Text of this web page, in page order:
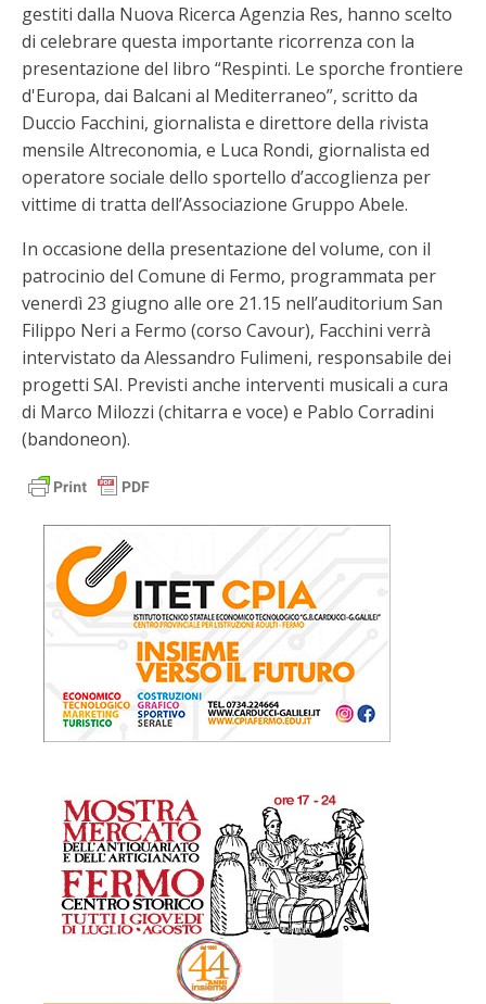
gestiti dalla Nuova Ricerca Agenzia Res, hanno scelto
di celebrare questa importante ricorrenza con la
presentazione del libro “Respinti. Le sporche frontiere
d'Europa, dai Balcani al Mediterraneo”, scritto da
Duccio Facchini, giornalista e direttore della rivista
mensile Altreconomia, e Luca Rondi, giornalista ed
operatore sociale dello sportello d’accoglienza per
vittime di tratta dell’Associazione Gruppo Abele.
In occasione della presentazione del volume, con il
patrocinio del Comune di Fermo, programmata per
venerdì 23 giugno alle ore 21.15 nell’auditorium San
Filippo Neri a Fermo (corso Cavour), Facchini verrà
intervistato da Alessandro Fulimeni, responsabile dei
progetti SAI. Previsti anche interventi musicali a cura
di Marco Milozzi (chitarra e voce) e Pablo Corradini
(bandoneon).